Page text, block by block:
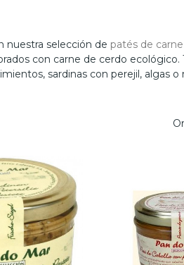
nuestra selección de patés de
con carne de cerdo
sardinas con perejil, algas o